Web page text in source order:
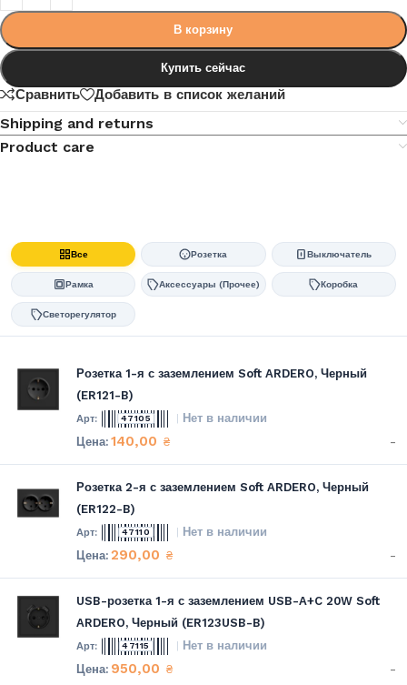
В корзину
Купить сейчас
Сравнить Добавить в список желаний
Shipping and returns
Product care
Все Розетка Выключатель
Рамка Аксессуары (Прочее) Коробка
Светорегулятор
Розетка 1-я с заземлением Soft ARDERO, Черный
(ER121-B)
47105 Нет в наличии
140,00 ₴ -
Розетка 2-я с заземлением Soft ARDERO, Черный
(ER122-B)
47110 Нет в наличии
290,00 ₴ -
USB-розетка 1-я с заземлением USB-A+C 20W Soft
ARDERO, Черный (ER123USB-B)
47115 Нет в наличии
950,00 ₴ -